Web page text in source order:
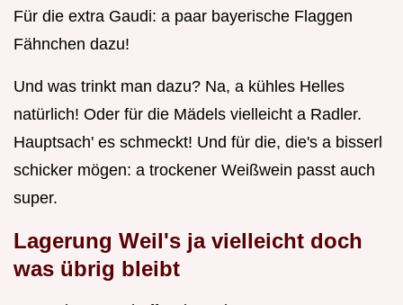
Für die extra Gaudi: a paar bayerische Flaggen
Fähnchen dazu!
Und was trinkt man dazu? Na, a kühles Helles
natürlich! Oder für die Mädels vielleicht a Radler.
Hauptsach' es schmeckt! Und für die, die's a bisserl
schicker mögen: a trockener Weißwein passt auch
super.
Lagerung Weil's ja vielleicht doch
was übrig bleibt